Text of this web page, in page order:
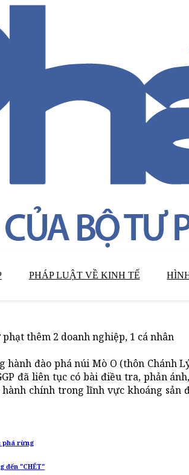
PHÁP LUẬT VỀ KINH TẾ
thêm 2 doanh nghiệp, 1 cá nhân
đào phá núi Mò O (thôn Chánh
đã liên tục có bài điều tra, phản
chính trong lĩnh vực khoáng sản
phá rừng
đến "CHẾT"